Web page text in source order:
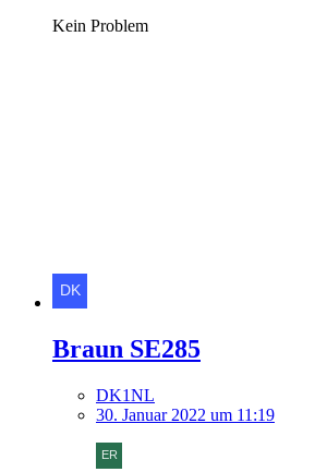
Kein Problem
Braun SE285
DK1NL
30. Januar 2022 um 11:19